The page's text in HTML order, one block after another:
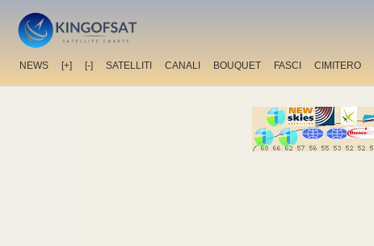
NEWS [+] [-] SATELLITI CANALI BOUQUET FASCI CIMITERO